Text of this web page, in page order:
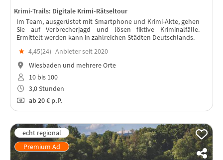
Krimi-Trails: Digitale Krimi-Rätseltour
Im Team, ausgerüstet mit Smartphone und Krimi-Akte, gehen
Sie auf Verbrecherjagd und lösen fiktive Kriminalfälle.
Ermittelt werden kann in zahlreichen Städten Deutschlands.
★ 4,45(24) Anbieter seit 2020
Wiesbaden und mehrere Orte
10 bis 100
3,0 Stunden
ab20 € p.P.